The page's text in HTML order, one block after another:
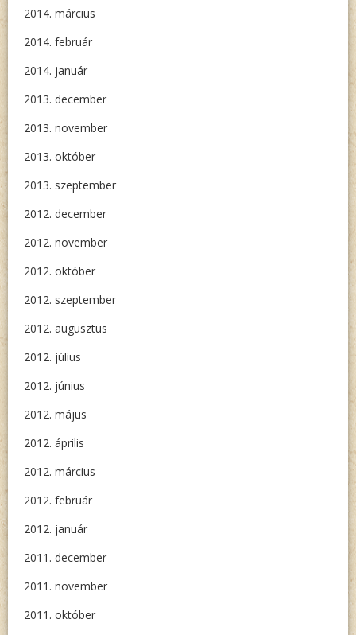
2014. március
2014. február
2014. január
2013. december
2013. november
2013. október
2013. szeptember
2012. december
2012. november
2012. október
2012. szeptember
2012. augusztus
2012. július
2012. június
2012. május
2012. április
2012. március
2012. február
2012. január
2011. december
2011. november
2011. október